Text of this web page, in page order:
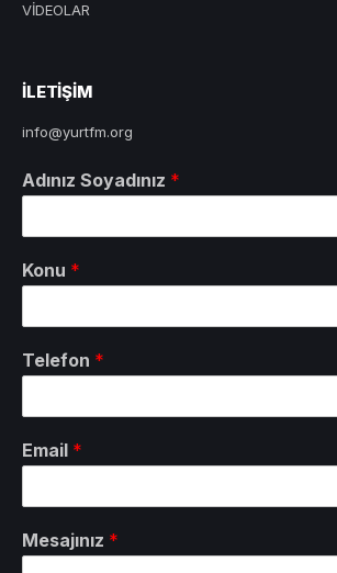
VİDEOLAR
ILETIŞIM
info@yurtfm.org
Adınız Soyadınız *
Konu *
Telefon *
Email *
Mesajınız *